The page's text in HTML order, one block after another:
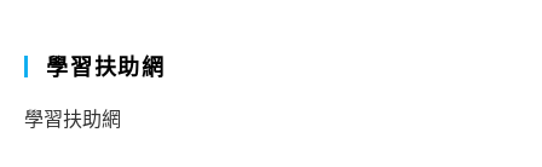
學習扶助網
學習扶助網